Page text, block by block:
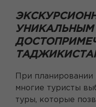
УНИКАЛЬНЫМ
При
многие туристы
туры, которые